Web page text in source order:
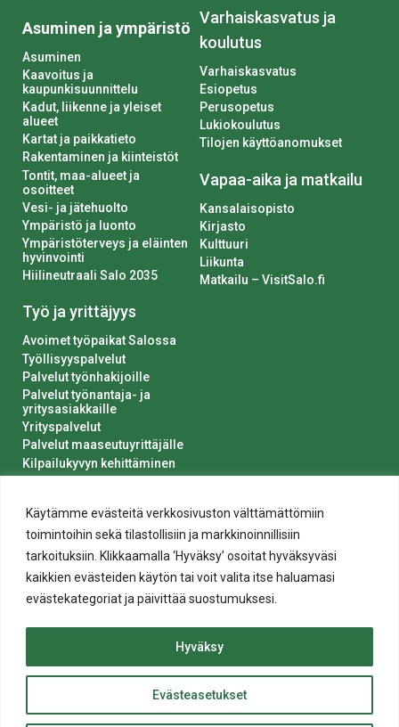
Käytämme evästeitä verkkosivuston välttämättömiin
toimintoihin sekä tilastollisiin ja markkinoinnillisiin
tarkoituksiin. Klikkaamalla ‘Hyväksy’ osoitat hyväksyväsi
kaikkien evästeiden käytön tai voit valita itse haluamasi
evästekategoriat ja päivittää suostumuksesi.
Evästeasetukset
Hyväksy
ylös
Asuminen ja ympäristö
Asuminen
Kaavoitus ja
kaupunkisuunnittelu
Kadut, liikenne ja yleiset
alueet
Kartat ja paikkatieto
Rakentaminen ja kiinteistöt
Tontit, maa-alueet ja
osoitteet
Vesi- ja jätehuolto
Ympäristö ja luonto
Ympäristöterveys ja eläinten
hyvinvointi
Hiilineutraali Salo 2035
Työ ja yrittäjyys
Avoimet työpaikat Salossa
Työllisyyspalvelut
Palvelut työnhakijoille
Palvelut työnantaja- ja
yritysasiakkaille
Yrityspalvelut
Palvelut maaseutuyrittäjälle
Kilpailukyvyn kehittäminen
Varhaiskasvatus ja
koulutus
Varhaiskasvatus
Esiopetus
Perusopetus
Lukiokoulutus
Tilojen käyttöanomukset
Vapaa-aika ja matkailu
Kansalaisopisto
Kirjasto
Kulttuuri
Liikunta
Matkailu – VisitSalo.fi
Saavutettavuusseloste
© 2020 Salon kaupunki